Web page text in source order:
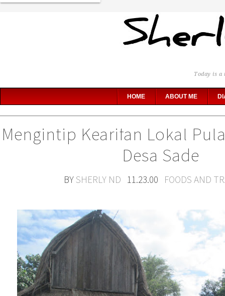
Today is
HOME ABOUT ME
Mengintip Kearifan Lokal
Desa Sade
BYSHERLY ND 11.23.00 FOODS AND